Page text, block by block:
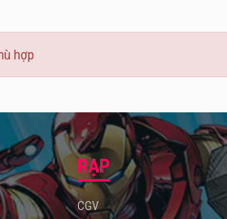
hợp
RẠP
CGV